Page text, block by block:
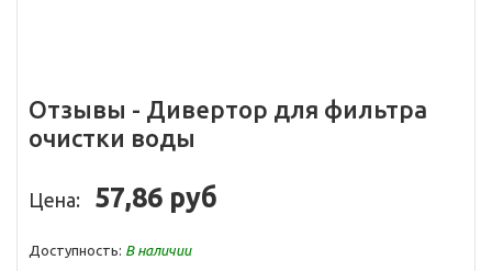
Отзывы - Дивертор для фильтра
очистки воды
Цена: 57,86 руб
Доступность: В наличии